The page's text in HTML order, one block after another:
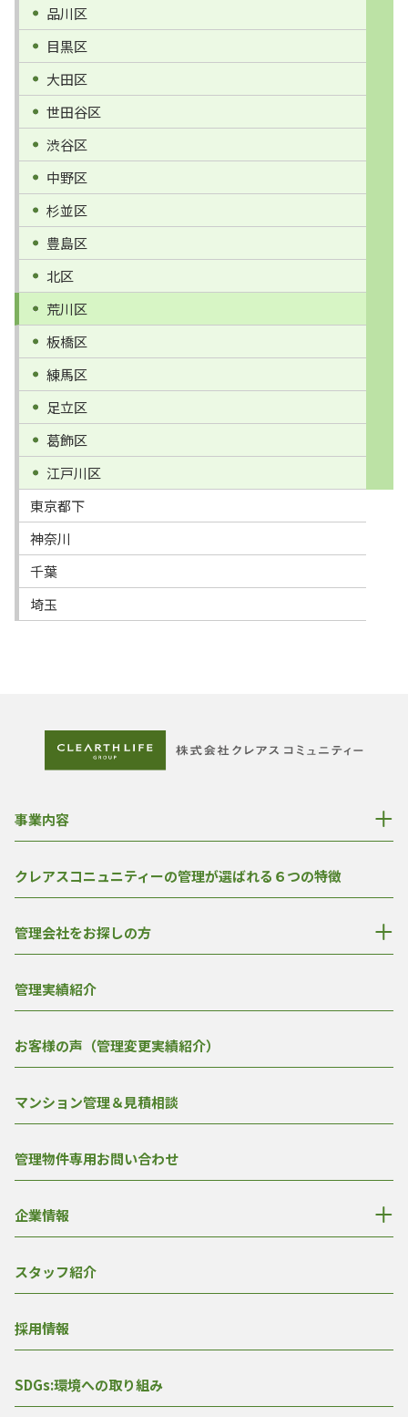
品川区
目黒区
大田区
世田谷区
渋谷区
中野区
杉並区
豊島区
北区
荒川区
板橋区
練馬区
足立区
葛飾区
江戸川区
東京都下
神奈川
千葉
埼玉
事業内容
クレアスコニュニティーの管理が選ばれる６つの特徴
管理会社をお探しの方
管理実績紹介
お客様の声（管理変更実績紹介）
マンション管理＆見積相談
管理物件専用お問い合わせ
企業情報
スタッフ紹介
採用情報
SDGs:環境への取り組み